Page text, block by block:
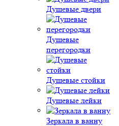
Душевые двери
Душевые
перегородки
Душевые стойки
Душевые лейки
Зеркала в ванну